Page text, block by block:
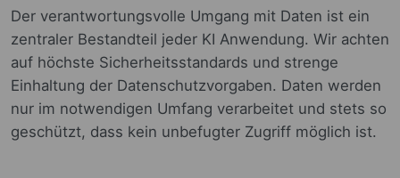
Der verantwortungsvolle Umgang mit Daten ist ein
zentraler Bestandteil jeder KI Anwendung. Wir achten
auf höchste Sicherheitsstandards und strenge
Einhaltung der Datenschutzvorgaben. Daten werden
nur im notwendigen Umfang verarbeitet und stets so
geschützt, dass kein unbefugter Zugriff möglich ist.